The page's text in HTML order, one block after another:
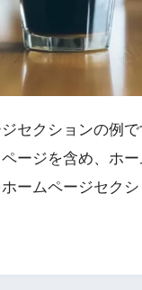
セクションの例
ージを含め、ホー
ームページセク